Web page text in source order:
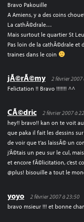
Bravo Pakouille
A Amiens, y a des coins
La cathÃ©drale…
Mais surtout le quartier St
Pas loin de la cathÃ©drale et
traines dans le coin
jÃ©rÃ©my
2 février 2007
Felictation !! Bravo !!!!!!! ^^
CÃ©dric
2 février 2007 à
hey!! bravo!! kan on te voit
que paka il fait les dessins
de voir que t’as laissÃ© un
j’Ã©tais un peu sur le cul,
et encore fÃ©licitation, c’est
@plus! bisouille a tout le
yoyo
2 février 2007 à 23:50
bravo msieur !!! et bonne